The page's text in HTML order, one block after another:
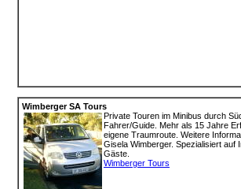
Wimberger SA Tours
Private Touren im Minibus durch
Fahrer/Guide. Mehr als 15 Jahre
eigene Traumroute. Weitere
Gisela Wimberger. Spezialisiert auf
Gäste.
Wimberger Tours